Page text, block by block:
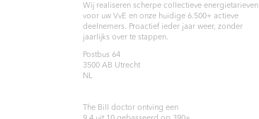
Wij realiseren scherpe collectieve energietarieven
voor uw VvE en onze huidige 6.500+ actieve
deelnemers. Proactief ieder jaar weer, zonder
jaarlijks over te stappen.
Postbus 64
3500 AB Utrecht
NL
The Bill doctor ontving een